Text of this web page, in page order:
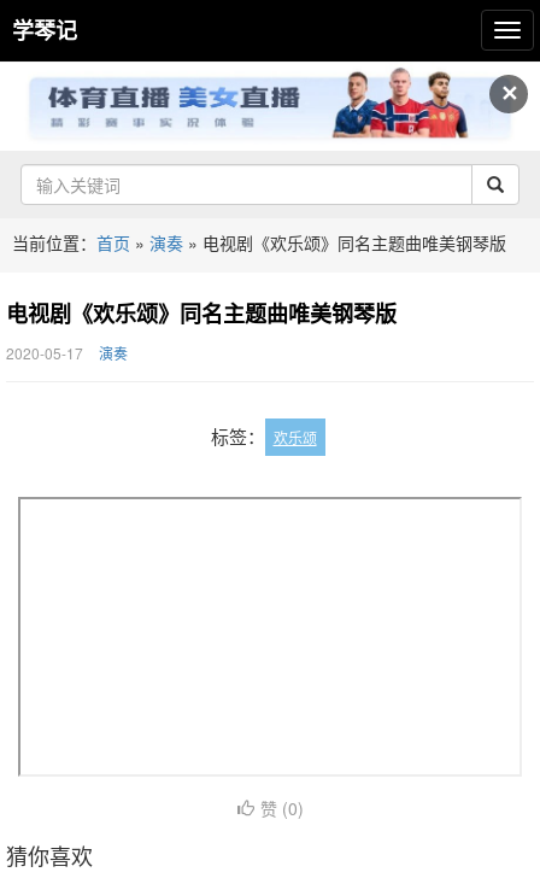
✕
学琴记
当前位置： 首页 » 演奏 » 电视剧《欢乐颂》同名主题曲唯美钢琴版
电视剧《欢乐颂》同名主题曲唯美钢琴版
2020-05-17 演奏
标签： 欢乐颂
赞 (0)
猜你喜欢